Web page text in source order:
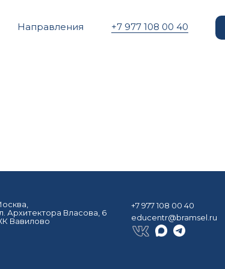
Направления +7 977 108 00 40
Архитектора Власова, 6
Вавилово
educentr@bramsel.ru
+7 977 108 00 40